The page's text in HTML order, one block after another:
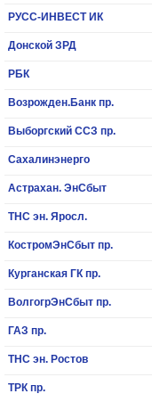
РУСС-ИНВЕСТ ИК
Донской ЗРД
РБК
Возрожден.Банк пр.
Выборгский ССЗ пр.
Сахалинэнерго
Астрахан. ЭнСбыт
ТНС эн. Яросл.
КостромЭнСбыт пр.
Курганская ГК пр.
ВолгогрЭнСбыт пр.
ГАЗ пр.
ТНС эн. Ростов
ТРК пр.